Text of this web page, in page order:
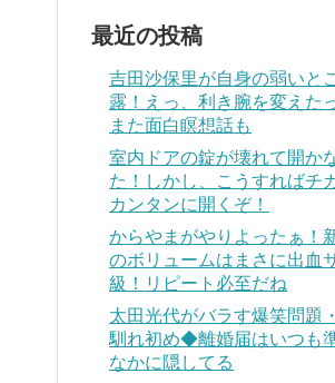
最近の投稿
吉田沙保里が自身の弱いと
露！えっ、利き腕を変えた
また面白瞑想話も
室内ドアの錠が壊れて開か
た！しかし、こうすればチ
カンタンに開くぞ！
からやまがやりよったぁ！
のボリュームはまさに出血
級！リピート必至だね
太田光代がバラす爆笑問題
馴れ初め◆離婚届はいつも
なかに隠してる